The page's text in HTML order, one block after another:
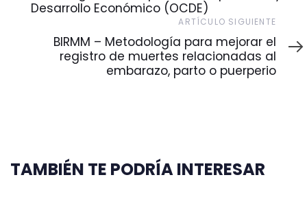
Desarrollo Económico (OCDE)
Siguiente
ARTÍCULO SIGUIENTE
BIRMM – Metodología para mejorar el
registro de muertes relacionadas al
embarazo, parto o puerperio
TAMBIÉN TE PODRÍA INTERESAR